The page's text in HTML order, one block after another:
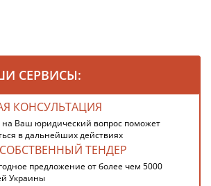
СЕРВИСЫ:
КОНСУЛЬТАЦИЯ
на Ваш юридический вопрос поможет
в дальнейших действиях
ТЕНДЕР
предложение от более чем 5000
Украины